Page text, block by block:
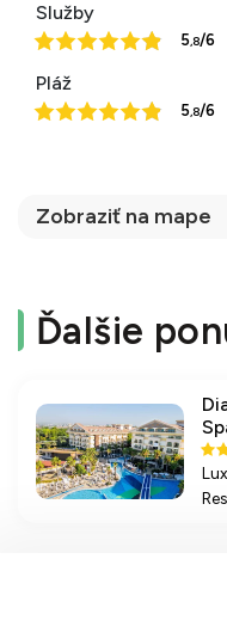
Služby
5,8/6
Pláž
5,8/6
Zobraziť na mape
Ďalšie